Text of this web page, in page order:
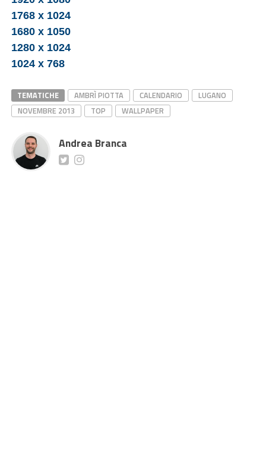
1768 x 1024
1680 x 1050
1280 x 1024
1024 x 768
TEMATICHE AMBRÌ PIOTTA CALENDARIO
LUGANO
NOVEMBRE 2013
TOP WALLPAPER
Andrea Branca